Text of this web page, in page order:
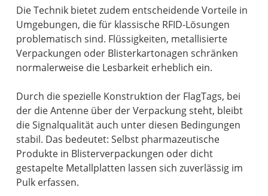
Die Technik bietet zudem entscheidende Vorteile in
Umgebungen, die für klassische RFID-Lösungen
problematisch sind. Flüssigkeiten, metallisierte
Verpackungen oder Blisterkartonagen schränken
normalerweise die Lesbarkeit erheblich ein.
Durch die spezielle Konstruktion der FlagTags, bei
der die Antenne über der Verpackung steht, bleibt
die Signalqualität auch unter diesen Bedingungen
stabil. Das bedeutet: Selbst pharmazeutische
Produkte in Blisterverpackungen oder dicht
gestapelte Metallplatten lassen sich zuverlässig im
Pulk erfassen.